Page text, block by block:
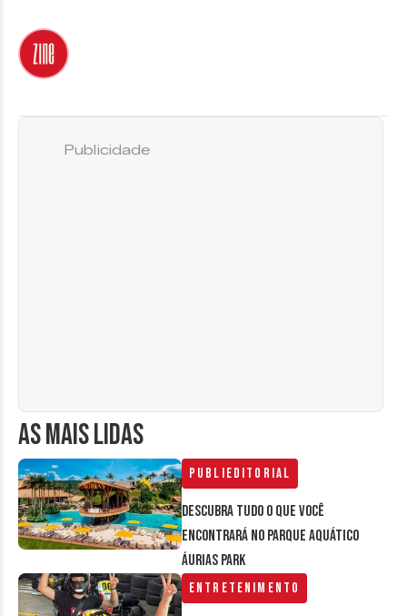
AS MAIS LIDAS
Publieditorial
Descubra tudo o que você
encontrará no parque aquático
Áurias Park
Entretenimento
Publicidade